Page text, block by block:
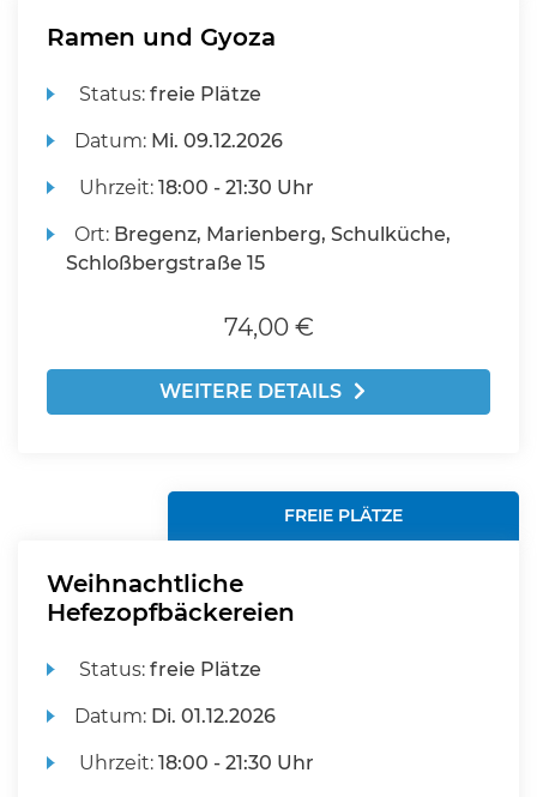
Ramen und Gyoza
Status:freie Plätze
Datum: Mi. 09.12.2026
Uhrzeit:18:00 - 21:30 Uhr
Ort: Bregenz, Marienberg, Schulküche,
Schloßbergstraße 15
74,00 €
WEITERE DETAILS
FREIE PLÄTZE
Weihnachtliche
Hefezopfbäckereien
Status:freie Plätze
Datum: Di. 01.12.2026
Uhrzeit:18:00 - 21:30 Uhr